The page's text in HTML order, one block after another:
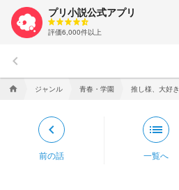
プリ小説公式アプリ
評価6,000件以上
keyboard_arrow_left
home ジャンル 青春・学園 推し様、大好き
keyboard_arrow_left
前の話
list
一覧へ